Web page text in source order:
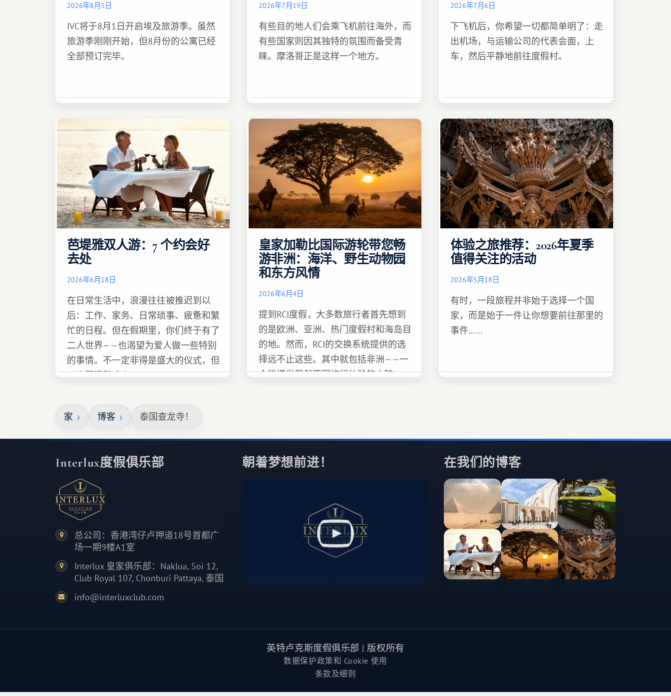
2026年8月5日
IVC将于8月1日开启埃及旅游季。虽然
旅游季刚刚开始，但8月份的公寓已经
全部预订完毕。
2026年7月19日
有些目的地人们会乘飞机前往海外，而
有些国家则因其独特的氛围而备受青
睐。摩洛哥正是这样一个地方。
2026年7月6日
下飞机后，你希望一切都简单明了：走
出机场，与运输公司的代表会面，上
车，然后平静地前往度假村。
芭堤雅双人游：7 个约会好
去处
2026年6月18日
在日常生活中，浪漫往往被推迟到以
后：工作、家务、日常琐事、疲惫和繁
忙的日程。但在假期里，你们终于有了
二人世界——也渴望为爱人做一些特别
的事情。不一定非得是盛大的仪式，但
一定要温馨难忘 :)
皇家加勒比国际游轮带您畅
游非洲：海洋、野生动物园
和东方风情
2026年6月4日
提到RCI度假，大多数旅行者首先想到
的是欧洲、亚洲、热门度假村和海岛目
的地。然而，RCI的交换系统提供的选
择远不止这些。其中就包括非洲——一
个能提供截然不同旅行体验的大陆。
体验之旅推荐：2026年夏季
值得关注的活动
2026年5月18日
有时，一段旅程并非始于选择一个国
家，而是始于一件让你想要前往那里的
事件……
家 博客 泰国查龙寺！
Interlux度假俱乐部
总公司：香港湾仔卢押道18号首都广
场一期9楼A1室
Interlux 皇家俱乐部：Naklua, Soi 12,
Club Royal 107, Chonburi Pattaya, 泰国
info@interluxclub.com
朝着梦想前进！ 在我们的博客
英特卢克斯度假俱乐部 | 版权所有
数据保护政策和 Cookie 使用
条款及细则